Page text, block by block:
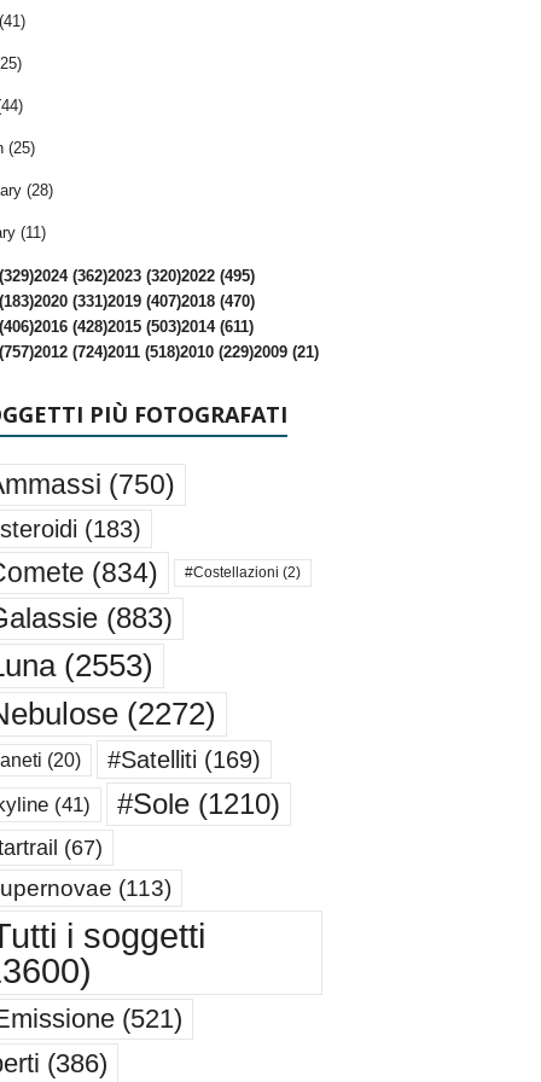
(25)
(28)
(11)
2024 (362)2023 (320)2022 (495)
2020 (331)2019 (407)2018 (470)
2016 (428)2015 (503)2014 (611)
2012 (724)2011 (518)2010 (229)2009 (21)
PIÙ FOTOGRAFATI
(750)
(183)
(834) #Costellazioni (2)
(883)
(2553)
(2272)
(20) #Satelliti (169)
(41) #Sole(1210)
(67)
(113)
i soggetti
(521)
(386)